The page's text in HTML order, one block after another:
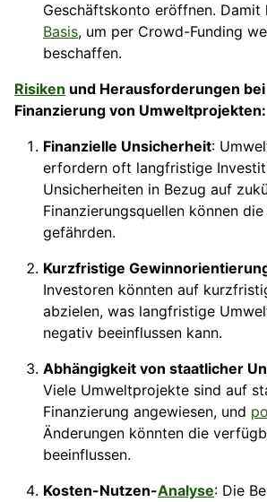
Geschäftskonto eröffnen. Damit
Basis, um per Crowd-Funding
beschaffen.
Risiken und Herausforderungen
Finanzierung von Umweltprojekten:
Finanzielle Unsicherheit:
erfordern oft langfristige
Unsicherheiten in Bezug auf
Finanzierungsquellen können
gefährden.
Kurzfristige
Investoren könnten auf
abzielen, was langfristige
negativ beeinflussen kann.
Abhängigkeit von staatlicher
Viele Umweltprojekte sind auf
Finanzierung angewiesen, und
Änderungen könnten die
beeinflussen.
Kosten-Nutzen-Analyse: Die